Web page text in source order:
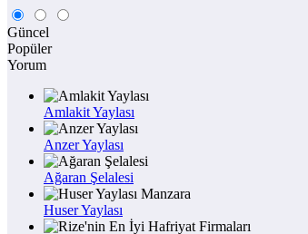
Güncel
Popüler
Yorum
Amlakit Yaylası
Anzer Yaylası
Ağaran Şelalesi
Huser Yaylası